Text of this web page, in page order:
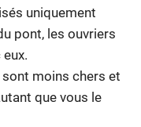
uniquement
pont, les ouvriers
moins chers et
que vous le